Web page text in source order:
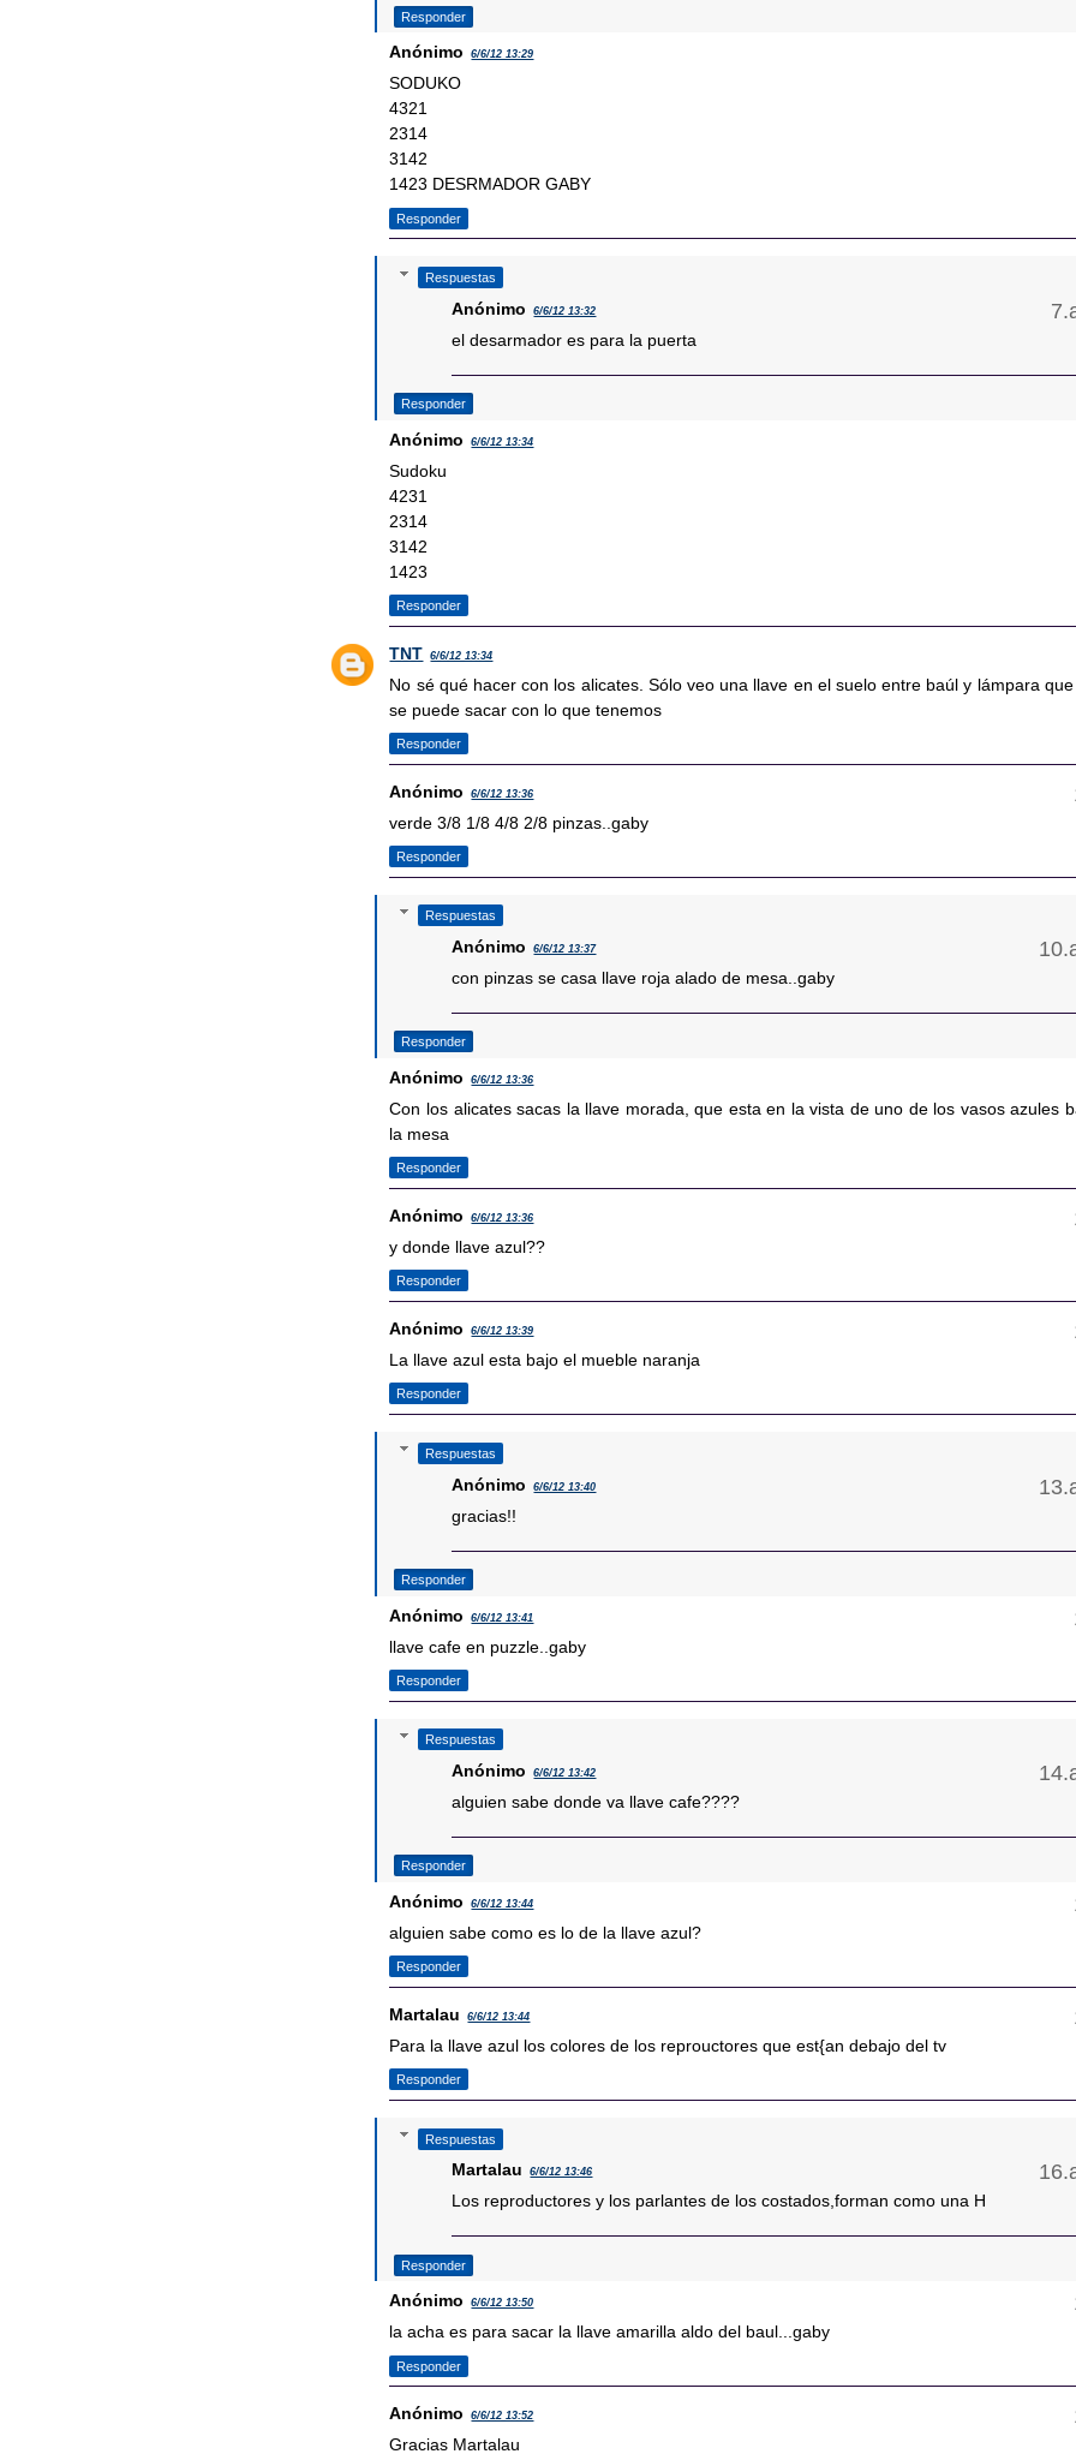
Responder
Anónimo 6/6/12 13:29
SODUKO
4321
2314
3142
1423 DESRMADOR GABY
Responder
Respuestas
Anónimo 6/6/12 13:32
el desarmador es para la puerta
Responder
Anónimo 6/6/12 13:34
Sudoku
4231
2314
3142
1423
Responder
TNT 6/6/12 13:34
No sé qué hacer con los alicates. Sólo veo una llave en el suelo entre baúl y lámpara
se puede sacar con lo que tenemos
Responder
Anónimo 6/6/12 13:36
verde 3/8 1/8 4/8 2/8 pinzas..gaby
Responder
Respuestas
Anónimo 6/6/12 13:37
con pinzas se casa llave roja alado de mesa..gaby
Responder
Anónimo 6/6/12 13:36
Con los alicates sacas la llave morada, que esta en la vista de uno de los vasos azules
la mesa
Responder
Anónimo 6/6/12 13:36
y donde llave azul??
Responder
Anónimo 6/6/12 13:39
La llave azul esta bajo el mueble naranja
Responder
Respuestas
Anónimo 6/6/12 13:40
gracias!!
Responder
Anónimo 6/6/12 13:41
llave cafe en puzzle..gaby
Responder
Respuestas
Anónimo 6/6/12 13:42
alguien sabe donde va llave cafe????
Responder
Anónimo 6/6/12 13:44
alguien sabe como es lo de la llave azul?
Responder
Martalau 6/6/12 13:44
Para la llave azul los colores de los reprouctores que est{an debajo del tv
Responder
Respuestas
Martalau 6/6/12 13:46
Los reproductores y los parlantes de los costados,forman como una H
Responder
Anónimo 6/6/12 13:50
la acha es para sacar la llave amarilla aldo del baul...gaby
Responder
Anónimo 6/6/12 13:52
Gracias Martalau